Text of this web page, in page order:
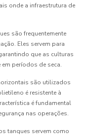
onde a infraestrutura de
são frequentemente
Eles servem para
que as culturas
períodos de seca.
são utilizados
é resistente à
é fundamental
nas operações.
tanques servem como